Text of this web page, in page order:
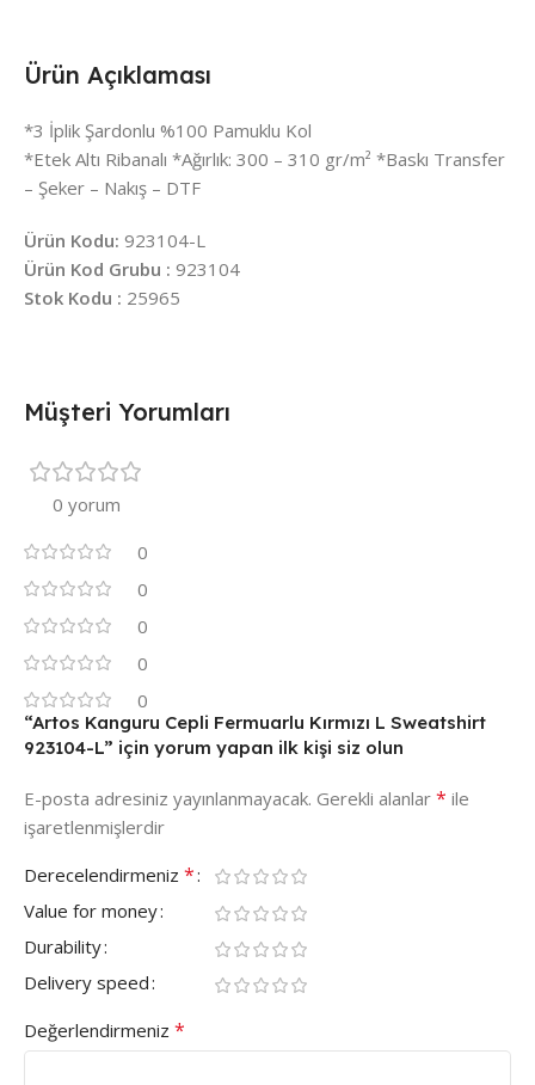
Ürün Açıklaması
*3 İplik Şardonlu %100 Pamuklu Kol
*Etek Altı Ribanalı *Ağırlık: 300 – 310 gr/m² *Baskı Transfer
– Şeker – Nakış – DTF
Ürün Kodu: 923104-L
Ürün Kod Grubu : 923104
Stok Kodu : 25965
Müşteri Yorumları
0 yorum
0
0
0
0
0
“Artos Kanguru Cepli Fermuarlu Kırmızı L Sweatshirt
923104-L” için yorum yapan ilk kişi siz olun
E-posta adresiniz yayınlanmayacak. Gerekli alanlar * ile
işaretlenmişlerdir
Derecelendirmeniz *
Value for money
Durability
Delivery speed
Değerlendirmeniz *